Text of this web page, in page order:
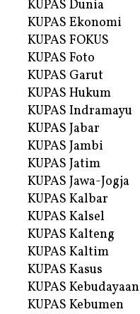
KUPAS Dunia
KUPAS Ekonomi
KUPAS FOKUS
KUPAS Foto
KUPAS Garut
KUPAS Hukum
KUPAS Indramayu
KUPAS Jabar
KUPAS Jambi
KUPAS Jatim
KUPAS Jawa-Jogja
KUPAS Kalbar
KUPAS Kalsel
KUPAS Kalteng
KUPAS Kaltim
KUPAS Kasus
KUPAS Kebudayaan
KUPAS Kebumen